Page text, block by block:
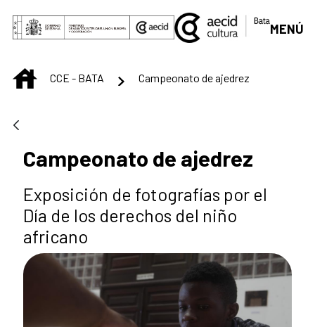
Skip to Main Content
MENÚ
INICIOCCE - BATA Campeonato de ajedrez
Campeonato de ajedrez
Exposición de fotografías por el
Día de los derechos del niño
africano